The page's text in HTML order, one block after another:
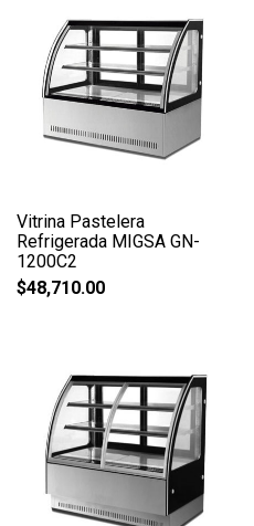
Vitrina Pastelera
Refrigerada MIGSA GN-
1200C2
$48,710.00